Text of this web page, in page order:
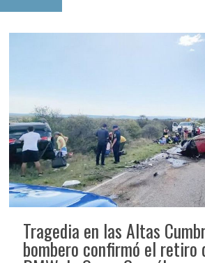
Tragedia en las Altas
bombero confirmó el retiro